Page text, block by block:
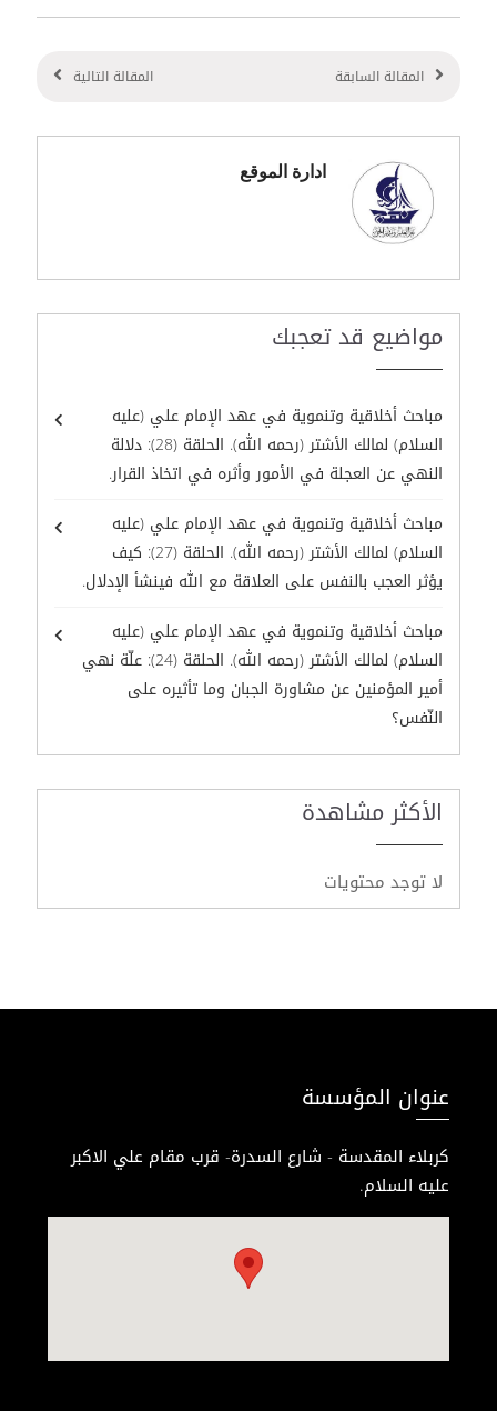
المقالة السابقة المقالة التالية
ادارة الموقع
مواضيع قد تعجبك
مباحث أخلاقية وتنموية في عهد الإمام علي (عليه
السلام) لمالك الأشتر (رحمه الله). الحلقة (28): دلالة
النهي عن العجلة في الأمور وأثره في اتخاذ القرار.
مباحث أخلاقية وتنموية في عهد الإمام علي (عليه
السلام) لمالك الأشتر (رحمه الله). الحلقة (27): كيف
يؤثر العجب بالنفس على العلاقة مع الله فينشأ الإدلال.
مباحث أخلاقية وتنموية في عهد الإمام علي (عليه
السلام) لمالك الأشتر (رحمه الله). الحلقة (24): علّة نهي
أمير المؤمنين عن مشاورة الجبان وما تأثيره على
النّفس؟
الأكثر مشاهدة
لا توجد محتويات
عنوان المؤسسة
كربلاء المقدسة - شارع السدرة- قرب مقام علي الاكبر
عليه السلام.